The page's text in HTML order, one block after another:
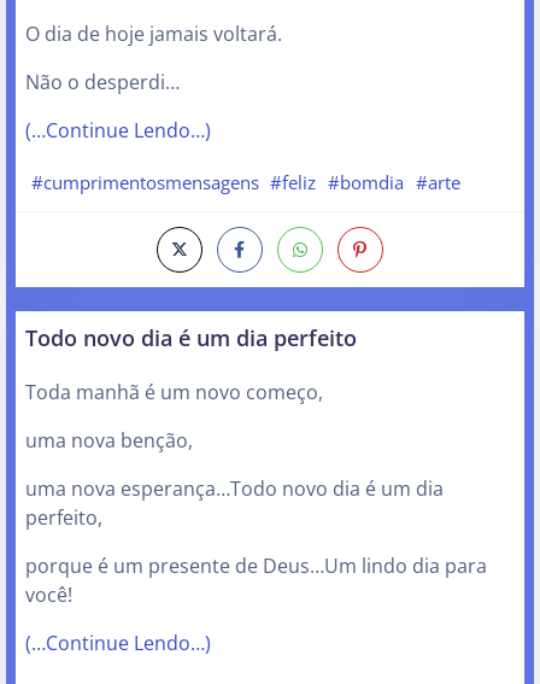
O dia de hoje jamais voltará.
Não o desperdi…
(…Continue Lendo…)
#cumprimentosmensagens #feliz #bomdia #arte
Todo novo dia é um dia perfeito
Toda manhã é um novo começo,
uma nova benção,
uma nova esperança…Todo novo dia é um dia
perfeito,
porque é um presente de Deus…Um lindo dia para
você!
(…Continue Lendo…)